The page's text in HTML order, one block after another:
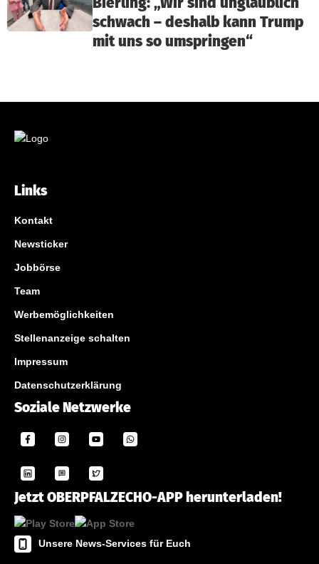
schwach – deshalb kann Trump
mit uns so umspringen“
Links
Kontakt
Newsticker
Jobbörse
Team
Werbemöglichkeiten
Stellenanzeige schalten
Impressum
Datenschutzerklärung
Soziale Netzwerke
Jetzt OBERPFALZECHO-APP herunterladen!
Unsere News-Services für Euch